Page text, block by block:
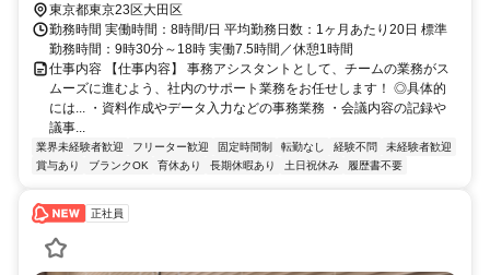
東京都東京23区大田区
勤務時間 実働時間：8時間/日 平均勤務日数：1ヶ月あたり20日 標準
勤務時間：9時30分～18時 実働7.5時間／休憩1時間
仕事内容 【仕事内容】 事務アシスタントとして、チームの業務がス
ムーズに進むよう、社内のサポート業務をお任せします！ ◎具体的
には... ・資料作成やデータ入力などの事務業務 ・会議内容の記録や
議事...
業界未経験者歓迎 フリーター歓迎 固定時間制 転勤なし 経験不問
未経験者歓迎
賞与あり
ブランクOK 育休あり 長期休暇あり 土日祝休み 履歴書不要
正社員